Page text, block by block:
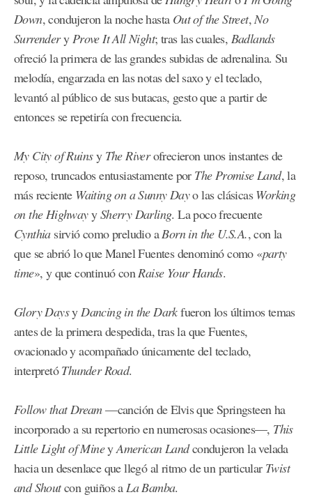
Down, condujeron la noche hasta Out of the Street,No
SurrenderyProve It All Night; tras las cuales, Badlands
ofreció la primera de las grandes subidas de adrenalina. Su
melodía, engarzada en las notas del saxo y el teclado,
levantó al público de sus butacas, gesto que a partir de
entonces se repetiría con frecuencia.
My City of Ruinsy The Riverofrecieron unos instantes de
reposo, truncados entusiastamente por The Promise Land, la
más reciente Waiting on a Sunny Dayo las clásicasWorking
on the HighwayySherry Darling. La poco frecuente
Cynthiasirvió como preludio aBorn in the U.S.A., con la
que se abrió lo que Manel Fuentes denominó como «party
time», y que continuó conRaise Your Hands.
Glory DaysyDancing in the Darkfueron los últimos temas
antes de la primera despedida, tras la que Fuentes,
ovacionado y acompañado únicamente del teclado,
interpretóThunder Road.
Follow that Dream—canción de Elvis que Springsteen ha
incorporado a su repertorio en numerosas ocasiones—, This
Little Light of MineyAmerican Landcondujeron la velada
hacia un desenlace que llegó al ritmo de un particular Twist
and Shoutcon guiños aLa Bamba.